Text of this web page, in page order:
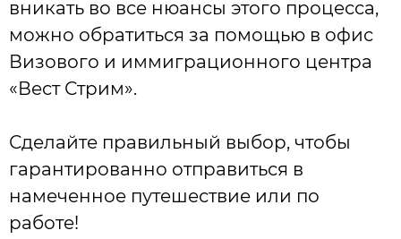
вникать во все нюансы этого процесса,
можно обратиться за помощью в офис
Визового и иммиграционного центра
«Вест Стрим».
Сделайте правильный выбор, чтобы
гарантированно отправиться в
намеченное путешествие или по
работе!